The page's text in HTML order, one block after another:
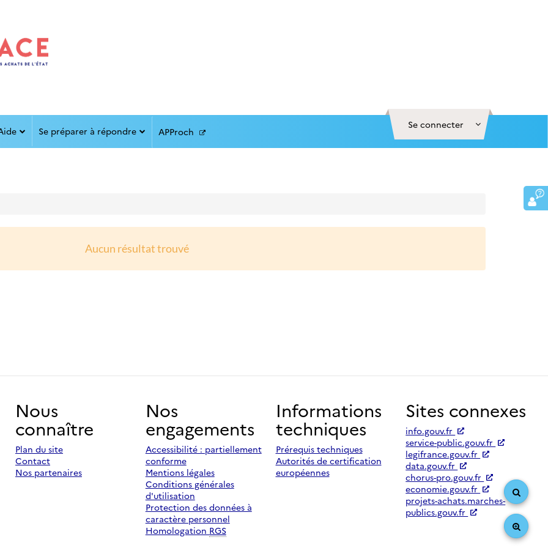
Se connecter
Se préparer à répondre APProch
Aucun résultat trouvé
Nous
connaître
Plan du site
Contact
Nos partenaires
Nos
engagements
Accessibilité : partiellement
conforme
Mentions légales
Conditions générales
d'utilisation
Protection des données à
caractère personnel
Homologation RGS
Informations
techniques
Prérequis techniques
Autorités de certification
européennes
Sites connexes
info.gouv.fr
service-public.gouv.fr
legifrance.gouv.fr
data.gouv.fr
chorus-pro.gouv.fr
economie.gouv.fr
projets-achats.marches-
publics.gouv.fr